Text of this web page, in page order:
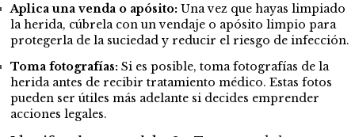
Aplica una venda o apósito: Una vez que hayas limpiado
la herida, cúbrela con un vendaje o apósito limpio para
protegerla de la suciedad y reducir el riesgo de infección.
Toma fotografías: Si es posible, toma fotografías de la
herida antes de recibir tratamiento médico. Estas fotos
pueden ser útiles más adelante si decides emprender
acciones legales.